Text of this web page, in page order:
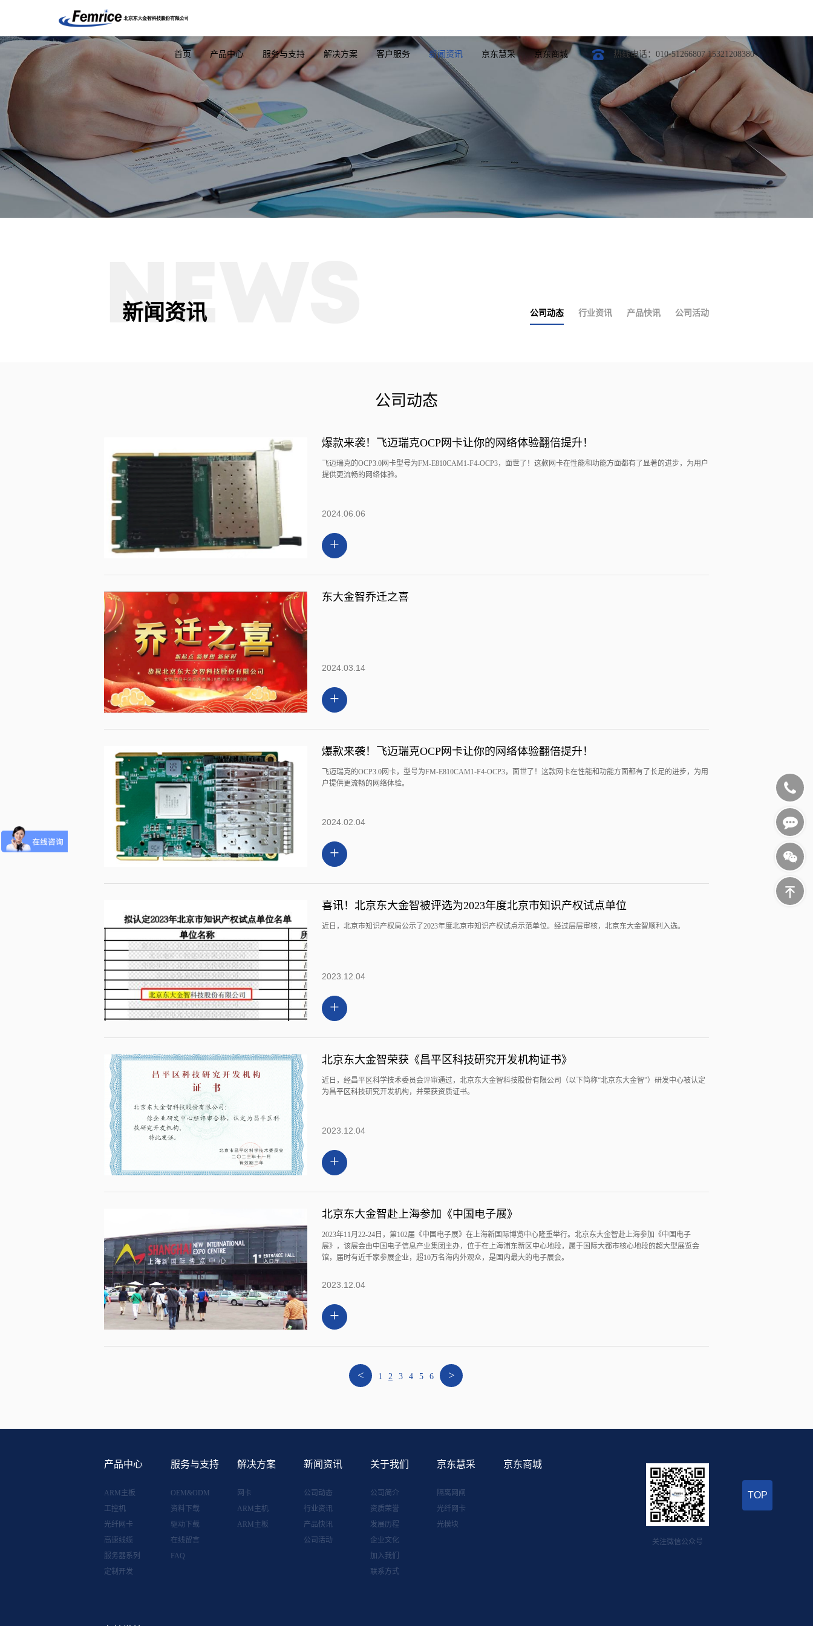
首页 产品中心
工控机 光纤网卡 高速线缆 服务器系列 定制开发
NXP-A53
ARM网闸
ARM网关
OCP网卡
千兆网卡
AOC线缆
Server整机
GPU扩展板卡
服务与支持 解决方案 客户服务 新闻资讯 京东慧采
隔离网闸
百兆/千兆级
万兆级
OCP网卡
千兆网卡
千兆光模块
万兆光模块
京东商城 热线电话：010-51266807 15321208380
NEWS
新闻资讯 公司动态 行业资讯 产品快讯 公司活动
公司动态
爆款来袭！飞迈瑞克OCP网卡让你的网络体验翻倍提升！
飞迈瑞克的OCP3.0网卡型号为FM-E810CAM1-F4-OCP3，面世了！这款网卡在性能和功能方面都有了显著的进步，为用户
提供更流畅的网络体验。
2024.06.06
+
东大金智乔迁之喜
2024.03.14
+
爆款来袭！飞迈瑞克OCP网卡让你的网络体验翻倍提升！
飞迈瑞克的OCP3.0网卡，型号为FM-E810CAM1-F4-OCP3，面世了！这款网卡在性能和功能方面都有了长足的进步，为用
户提供更流畅的网络体验。
2024.02.04
+
喜讯！北京东大金智被评选为2023年度北京市知识产权试点单位
近日，北京市知识产权局公示了2023年度北京市知识产权试点示范单位。经过层层审核，北京东大金智顺利入选。
2023.12.04
+
北京东大金智荣获《昌平区科技研究开发机构证书》
近日，经昌平区科学技术委员会评审通过，北京东大金智科技股份有限公司（以下简称“北京东大金智”）研发中心被认定
为昌平区科技研究开发机构，并荣获资质证书。
2023.12.04
+
北京东大金智赴上海参加《中国电子展》
2023年11月22-24日，第102届《中国电子展》在上海新国际博览中心隆重举行。北京东大金智赴上海参加《中国电子
展》，该展会由中国电子信息产业集团主办，位于在上海浦东新区中心地段，属于国际大都市核心地段的超大型展览会
馆，届时有近千家参展企业，超10万名海内外观众，是国内最大的电子展会。
2023.12.04
+
< 1 2 3 4 5 6 >
010-
产品中心
ARM主板
工控机
光纤网卡
高速线缆
服务器系列
定制开发
服务与支持
OEM&ODM
资料下载
驱动下载
在线留言
FAQ
解决方案
网卡
ARM主机
ARM主板
新闻资讯
公司动态
行业资讯
产品快讯
公司活动
关于我们
公司简介
资质荣誉
发展历程
企业文化
加入我们
联系方式
京东慧采
隔离网闸
光纤网卡
光模块
京东商城
关注微信公众号
TOP